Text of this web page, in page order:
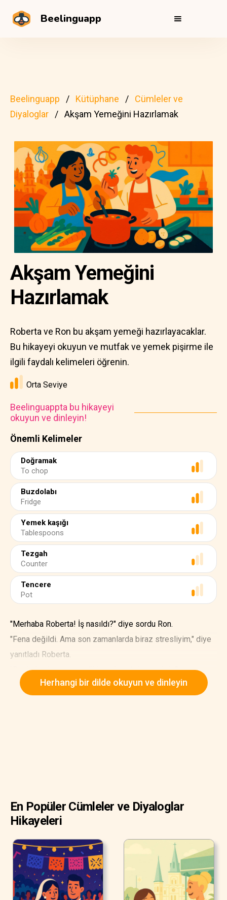
Beelinguapp
Beelinguapp Kütüphane
Cümleler ve
Diyaloglar
Akşam Yemeğini Hazırlamak
Önemli Kelimeler
Doğramak
To chop
Buzdolabı
Fridge
Yemek kaşığı
Tablespoons
Tezgah
Counter
Tencere
Pot
Akşam Yemeğini
Hazırlamak
Roberta ve Ron bu akşam yemeği hazırlayacaklar.
Bu hikayeyi okuyun ve mutfak ve yemek pişirme ile
ilgili faydalı kelimeleri öğrenin.
Orta Seviye
Beelinguappta bu hikayeyi
okuyun ve dinleyin!
"Merhaba Roberta! İş nasıldı?" diye sordu Ron.
"Fena değildi. Ama son zamanlarda biraz stresliyim," diye
yanıtladı Roberta.
"Benimle akşam yemeği hazırlamak ister misin?
Büyükannem yemek yapmaktan daha rahatlatıcı bir şey
Herhangi bir dilde okuyun ve dinleyin
En Popüler Cümleler ve Diyaloglar
Hikayeleri